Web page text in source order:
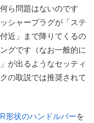
ら問題はないのです
シャープラグが「ステ
近」まで降りてくるの
グです（なお一般的に
が出るようなセッティ
の取説では推奨されて
形状のハンドルバーを